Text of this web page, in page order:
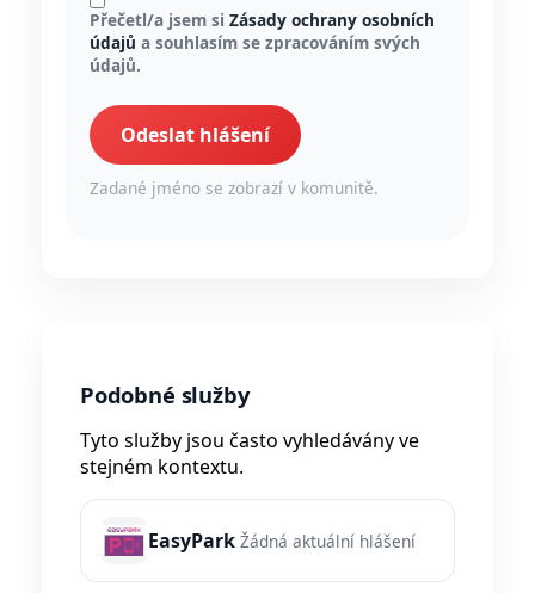
Přečetl/a jsem si Zásady ochrany osobních
údajů a souhlasím se zpracováním svých
údajů.
Odeslat hlášení
Zadané jméno se zobrazí v komunitě.
Podobné služby
Tyto služby jsou často vyhledávány ve
stejném kontextu.
EasyPark Žádná aktuální hlášení